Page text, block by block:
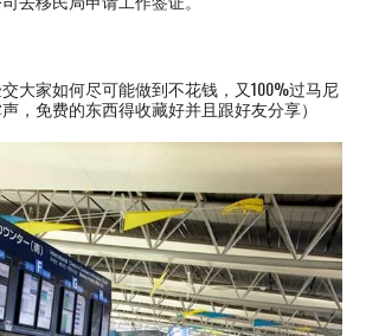
大家如何尽可能做到不花钱，又100%过马尼
，免费的东西得收藏好并且跟好友分享）